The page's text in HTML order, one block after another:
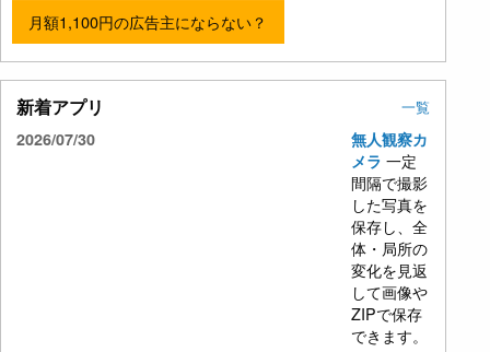
月額1,100円の広告主にならない？
新着アプリ 一覧
2026/07/30
無人観察カ
メラ 一定
間隔で撮影
した写真を
保存し、全
体・局所の
変化を見返
して画像や
ZIPで保存
できます。